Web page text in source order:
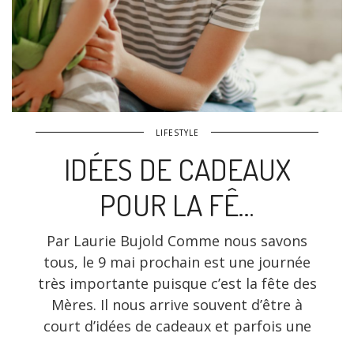
LIFESTYLE
IDÉES DE CADEAUX
POUR LA FÊ…
Par Laurie Bujold Comme nous savons
tous, le 9 mai prochain est une journée
très importante puisque c’est la fête des
Mères. Il nous arrive souvent d’être à
court d’idées de cadeaux et parfois une